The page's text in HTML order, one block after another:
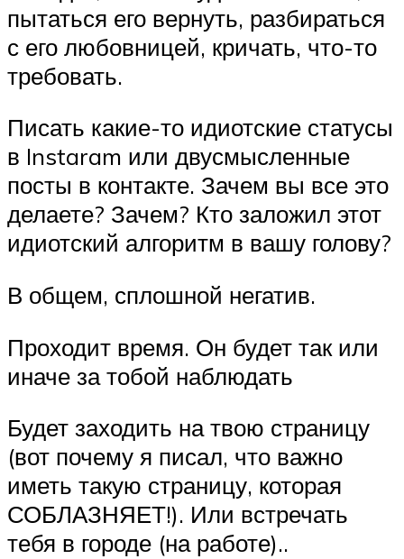
пытаться его вернуть, разбираться
с его любовницей, кричать, что-то
требовать.
Писать какие-то идиотские статусы
в Instaram или двусмысленные
посты в контакте. Зачем вы все это
делаете? Зачем? Кто заложил этот
идиотский алгоритм в вашу голову?
В общем, сплошной негатив.
Проходит время. Он будет так или
иначе за тобой наблюдать
Будет заходить на твою страницу
(вот почему я писал, что важно
иметь такую страницу, которая
СОБЛАЗНЯЕТ!). Или встречать
тебя в городе (на работе)..